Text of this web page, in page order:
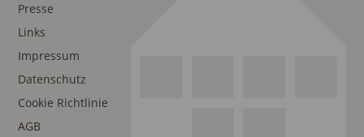
Presse
Links
Impressum
Datenschutz
Cookie Richtlinie
AGB